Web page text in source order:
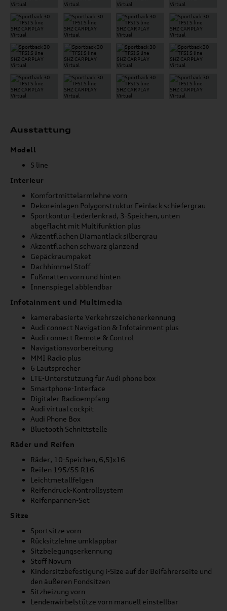
Ausstattung
Modell
S line
Interieur
Komfortmittelarmlehne vorn
Dekoreinlagen Polygonstruktur Feinlack schiefergrau
Sportkontur-Lederlenkrad, 3-Speichen, unten
abgeflacht mit Multifunktion plus
Akzentflächen Diamantlack silbergrau
Akzentflächen schwarz glänzend
Gepäckraumpaket
Dachhimmel Stoff
Fußmatten vorn und hinten
Innenspiegel abblendbar
Infotainment und Multimedia
kamerabasierte Verkehrszeichenerkennung
Audi connect Navigation & Infotainment plus
Audi connect Remote & Control
Navigationsvorbereitung
MMI Radio plus
6 Lautsprecher
LTE-Unterstützung für Audi phone box
Smartphone-Interface
Digitaler Radioempfang
Audi virtual cockpit
Audi Phone Box
Bluetooth Schnittstelle
Räder und Reifen
Räder, 10-Speichen, 6,5Jx16
Reifen 195/55 R16
Leichtmetallfelgen
Reifendruck-Kontrollsystem
Reifenpannen-Set
Sitze
Sportsitze vorn
Rücksitzlehne umklappbar
Sitzbelegungserkennung
Stoff Novum
Kindersitzbefestigung i-Size auf der Beifahrerseite und
den äußeren Fondsitzen
Sitzheizung vorn
Lendenwirbelstütze vorn manuell einstellbar